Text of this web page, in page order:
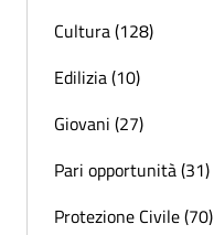
Cultura (128)
Edilizia (10)
Giovani (27)
Pari opportunità (31)
Protezione Civile (70)